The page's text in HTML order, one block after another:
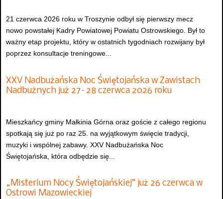
21 czerwca 2026 roku w Troszynie odbył się pierwszy mecz
nowo powstałej Kadry Powiatowej Powiatu Ostrowskiego. Był to
ważny etap projektu, który w ostatnich tygodniach rozwijany był
poprzez konsultacje treningowe...
XXV Nadbużańska Noc Świętojańska w Zawistach
Nadbużnych już 27–28 czerwca 2026 roku
Mieszkańcy gminy Małkinia Górna oraz goście z całego regionu
spotkają się już po raz 25. na wyjątkowym święcie tradycji,
muzyki i wspólnej zabawy. XXV Nadbużańska Noc
Świętojańska, która odbędzie się...
„Misterium Nocy Świętojańskiej” już 26 czerwca w
Ostrowi Mazowieckiej